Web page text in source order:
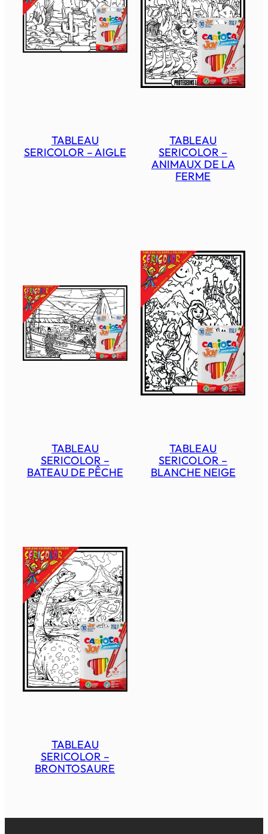
TABLEAU
SERICOLOR – AIGLE
TABLEAU
SERICOLOR –
ANIMAUX DE LA
FERME
TABLEAU
SERICOLOR –
BATEAU DE PÊCHE
TABLEAU
SERICOLOR –
BLANCHE NEIGE
TABLEAU
SERICOLOR –
BRONTOSAURE